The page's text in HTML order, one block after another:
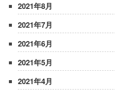
2021年8月
2021年7月
2021年6月
2021年5月
2021年4月